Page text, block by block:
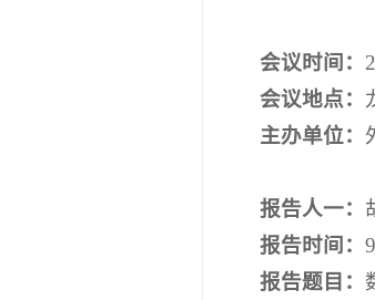
会议时间：
会议地点：
主办单位：
报告人一：
报告时间：
报告题目：